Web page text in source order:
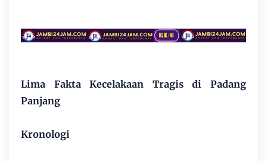
Lima Fakta Kecelakaan Tragis di Padang
Panjang
Kronologi